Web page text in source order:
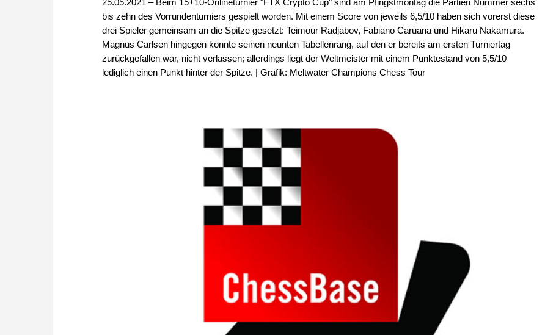
bis zehn des Vorrundenturniers gespielt worden. Mit einem Score von jeweils 6,5/10 haben sich vorerst diese
drei Spieler gemeinsam an die Spitze gesetzt: Teimour Radjabov, Fabiano Caruana und Hikaru Nakamura.
Magnus Carlsen hingegen konnte seinen neunten Tabellenrang, auf den er bereits am ersten Turniertag
zurückgefallen war, nicht verlassen; allerdings liegt der Weltmeister mit einem Punktestand von 5,5/10
lediglich einen Punkt hinter der Spitze. | Grafik: Meltwater Champions Chess Tour